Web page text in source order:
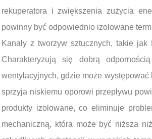
rekuperatora i zwiększenia zużycia
powinny być odpowiednio izolowane
Kanały z tworzyw sztucznych, takie
Charakteryzują się dobrą
wentylacyjnych, gdzie może
sprzyja niskiemu oporowi przepływu
produkty izolowane, co eliminuje
mechaniczną, która może być niższa